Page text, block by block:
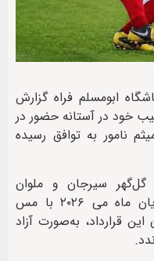
ابومسلم فراه گزارش
خود در آستانه حضور در
نامور به توافق رسیده
گل‌گهر سیرجان و ملوان
بندرانزلی را در کارنامه دارد، تا پایان ماه می ۲۰۲۶ با مس
قرارداد، به‌صورت آزاد